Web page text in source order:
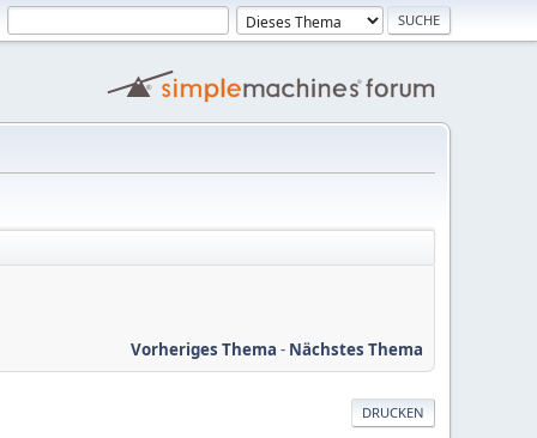
Vorheriges Thema - Nächstes Thema
DRUCKEN